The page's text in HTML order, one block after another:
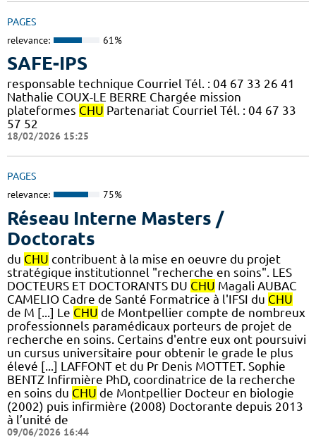
PAGES
relevance: 61%
SAFE-IPS
responsable technique Courriel Tél. : 04 67 33 26 41
Nathalie COUX-LE BERRE Chargée mission
plateformes CHU Partenariat Courriel Tél. : 04 67 33
57 52
18/02/2026 15:25
PAGES
relevance: 75%
Réseau Interne Masters /
Doctorats
du CHU contribuent à la mise en oeuvre du projet
stratégique institutionnel "recherche en soins". LES
DOCTEURS ET DOCTORANTS DU CHU Magali AUBAC
CAMELIO Cadre de Santé Formatrice à l'IFSI du CHU
de M [...] Le CHU de Montpellier compte de nombreux
professionnels paramédicaux porteurs de projet de
recherche en soins. Certains d'entre eux ont poursuivi
un cursus universitaire pour obtenir le grade le plus
élevé [...] LAFFONT et du Pr Denis MOTTET. Sophie
BENTZ Infirmière PhD, coordinatrice de la recherche
en soins du CHU de Montpellier Docteur en biologie
(2002) puis infirmière (2008) Doctorante depuis 2013
à l’unité de
09/06/2026 16:44